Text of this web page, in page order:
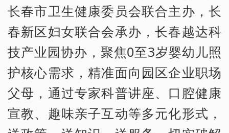
长春市卫生健康委员会联合主办，长
春新区妇女联合会承办，长春越达科
技产业园协办，聚焦0至3岁婴幼儿照
护核心需求，精准面向园区企业职场
父母，通过专家科普讲座、口腔健康
宣教、趣味亲子互动等多元化形式，